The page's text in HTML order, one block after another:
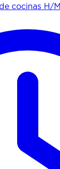
cocinas H/M